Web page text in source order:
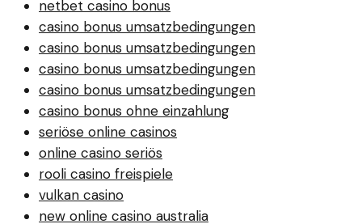
netbet casino bonus
casino bonus umsatzbedingungen
casino bonus umsatzbedingungen
casino bonus umsatzbedingungen
casino bonus umsatzbedingungen
casino bonus ohne einzahlung
seriöse online casinos
online casino seriös
rooli casino freispiele
vulkan casino
new online casino australia